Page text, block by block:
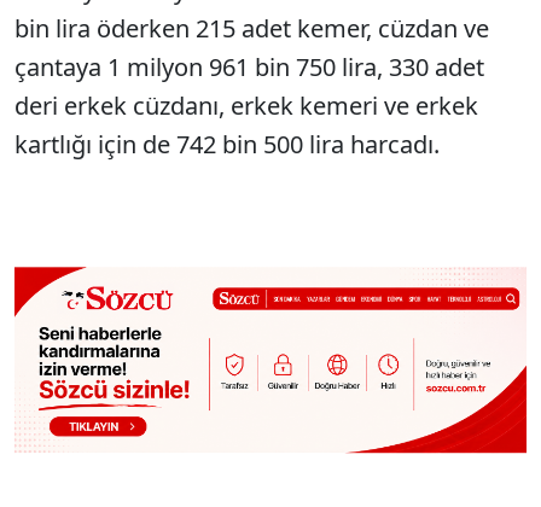
bin lira öderken 215 adet kemer, cüzdan ve
çantaya 1 milyon 961 bin 750 lira, 330 adet
deri erkek cüzdanı, erkek kemeri ve erkek
kartlığı için de 742 bin 500 lira harcadı.